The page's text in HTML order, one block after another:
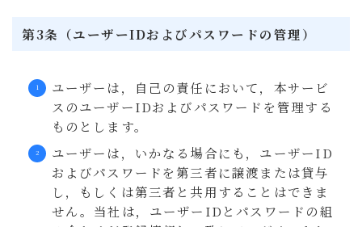
第3条（ユーザーIDおよびパスワードの管理）
ユーザーは，自己の責任において，本サービ
スのユーザーIDおよびパスワードを管理する
ものとします。
ユーザーは，いかなる場合にも，ユーザーID
およびパスワードを第三者に譲渡または貸与
し，もしくは第三者と共用することはできま
せん。当社は，ユーザーIDとパスワードの組